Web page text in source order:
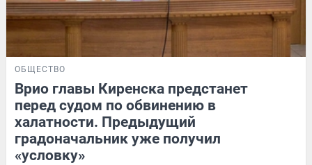
ОБЩЕСТВО
Врио главы Киренска предстанет
перед судом по обвинению в
халатности. Предыдущий
градоначальник уже получил
«условку»